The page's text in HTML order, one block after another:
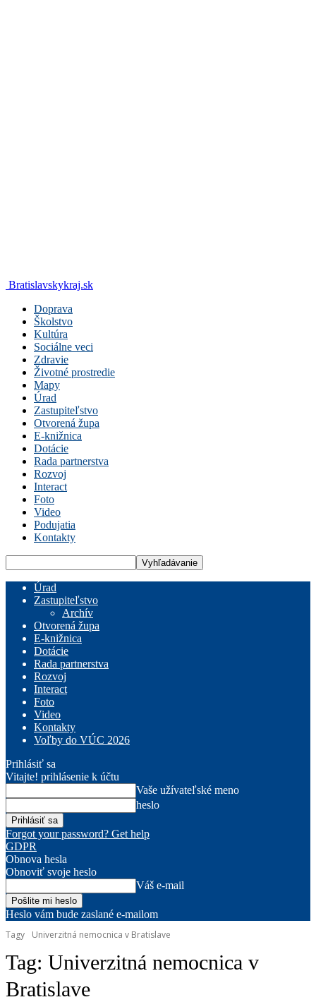
Bratislavskykraj.sk
Doprava
Školstvo
Kultúra
Sociálne veci
Zdravie
Životné prostredie
Mapy
Úrad
Zastupiteľstvo
Otvorená župa
E-knižnica
Dotácie
Rada partnerstva
Rozvoj
Interact
Foto
Video
Podujatia
Kontakty
Úrad
Zastupiteľstvo
Archív
Otvorená župa
E-knižnica
Dotácie
Rada partnerstva
Rozvoj
Interact
Foto
Video
Kontakty
Voľby do VÚC 2026
Prihlásiť sa
Vitajte! prihlásenie k účtu
Vaše užívateľské meno
heslo
Forgot your password? Get help
GDPR
Obnova hesla
Obnoviť svoje heslo
Váš e-mail
Heslo vám bude zaslané e-mailom
Tagy
Univerzitná nemocnica v Bratislave
Tag: Univerzitná nemocnica v
Bratislave